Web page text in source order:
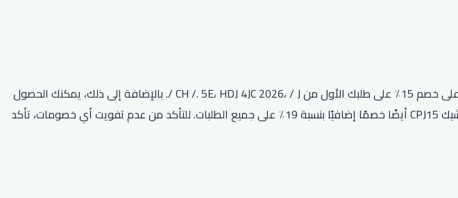
كود خصم جولي شيك أفنان الباتل طريقة رائعة للتوفير على مشترياتك. باستخدام هذا الرمز، يمكنك الحصول على خصم 15٪ على طلبك الأول من CH /. 5E، HDJ 4JC 2026، / J /. بالإضافة إلى ذلك، يمكنك الحصول
على خصم 50٪ على الطلبات التي تزيد عن 500 D91 (J) H * ECFC EF ‘D-5HD 9DI. يقدم كود كوبون جولي شيك CPJ15 أيضًا خصمًا إضافيًا بنسبة 19٪ على جميع الطلبات. للتأكد من عدم تفويت أي خصومات، تأكد